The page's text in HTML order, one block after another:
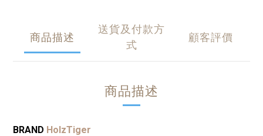
商品描述
送貨及付款方
式
顧客評價
商品描述
BRAND HolzTiger